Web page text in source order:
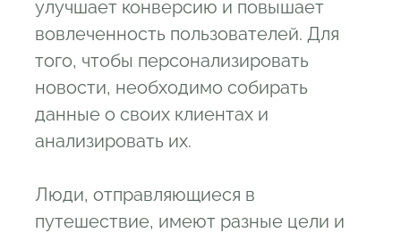
улучшает конверсию и повышает
вовлеченность пользователей. Для
того, чтобы персонализировать
новости, необходимо собирать
данные о своих клиентах и
анализировать их.
Люди, отправляющиеся в
путешествие, имеют разные цели и